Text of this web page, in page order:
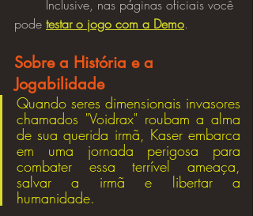
pode testar o jogo com a Demo.
Sobre a História e a
Jogabilidade
Quando seres dimensionais invasores
chamados "Voidrax" roubam a alma
de sua querida irmã, Kaser embarca
em uma jornada perigosa para
combater essa terrível ameaça,
salvar a irmã e libertar a
humanidade.